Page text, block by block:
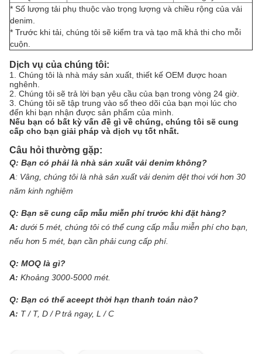
* Số lượng tải phụ thuộc vào trọng lượng và chiều rộng của vải
denim.
* Trước khi tải, chúng tôi sẽ kiểm tra và tạo mã khả thi cho mỗi
cuộn.
Dịch vụ của chúng tôi:
1. Chúng tôi là nhà máy sản xuất, thiết kế OEM được hoan
nghênh.
2. Chúng tôi sẽ trả lời bạn yêu cầu của bạn trong vòng 24 giờ.
3. Chúng tôi sẽ tập trung vào số theo dõi của bạn mọi lúc cho
đến khi bạn nhận được sản phẩm của mình.
Nếu bạn có bất kỳ vấn đề gì về chúng, chúng tôi sẽ cung
cấp cho bạn giải pháp và dịch vụ tốt nhất.
Câu hỏi thường gặp:
Q: Bạn có phải là nhà sản xuất vải denim không?
A: Vâng, chúng tôi là nhà sản xuất vải denim dệt thoi với hơn 30
năm kinh nghiệm
Q: Bạn sẽ cung cấp mẫu miễn phí trước khi đặt hàng?
A: dưới 5 mét, chúng tôi có thể cung cấp mẫu miễn phí cho bạn,
nếu hơn 5 mét, bạn cần phải cung cấp phí.
Q: MOQ là gì?
A: Khoảng 3000-5000 mét.
Q: Bạn có thể aceept thời hạn thanh toán nào?
A: T / T, D / P trả ngay, L / C